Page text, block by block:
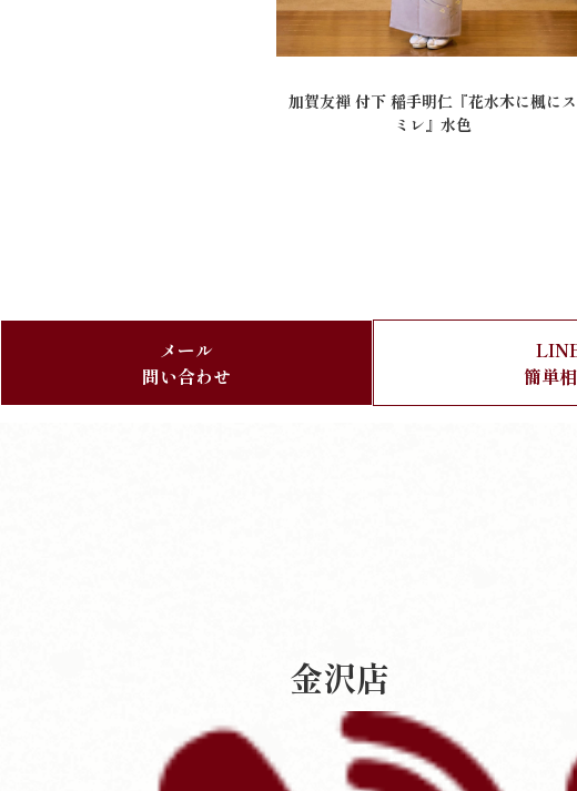
加賀友禅 付下 稲手明仁『花水木に楓にス
ミレ』水色
メール
問い合わせ
簡単
金沢店